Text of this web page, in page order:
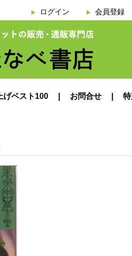
ログイン 会員登録
げベスト100 お問合せ